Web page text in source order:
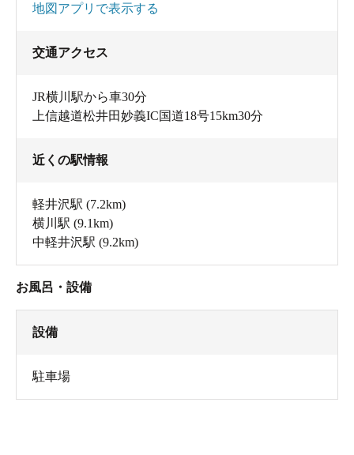
地図アプリで表示する
交通アクセス
JR横川駅から車30分
上信越道松井田妙義IC国道18号15km30分
近くの駅情報
軽井沢駅 (7.2km)
横川駅 (9.1km)
中軽井沢駅 (9.2km)
お風呂・設備
設備
駐車場